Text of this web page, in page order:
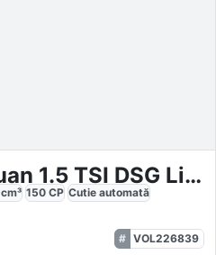
Volkswagen Tiguan 1.5 TSI DSG Life
cm³ 150 CP Cutie automată
VOL226839